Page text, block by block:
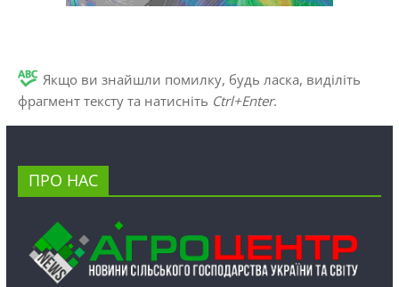
Якщо ви знайшли помилку, будь ласка, виділіть
фрагмент тексту та натисніть Ctrl+Enter.
ПРО НАС